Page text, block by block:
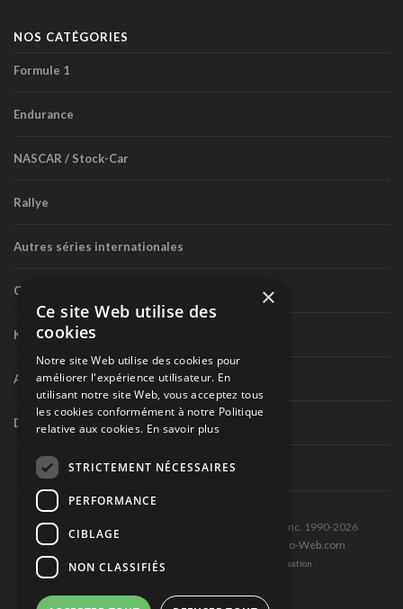
NOS CATÉGORIES
Formule 1
Endurance
NASCAR / Stock-Car
Rallye
Autres séries internationales
Circuit routier canadien
Karting
Autres séries nationales
Divers
Tous droits réservés © Les Éditions Pole-Position inc. 1990-2026
Ce site est produit et hébergé par Montréal-Photo-Web.com
Politique de confidentialité et Conditions d’utilisation
×
Ce site Web utilise des
cookies
Notre site Web utilise des cookies pour
améliorer l'expérience utilisateur. En
utilisant notre site Web, vous acceptez tous
les cookies conformément à notre Politique
relative aux cookies. En savoir plus
STRICTEMENT NÉCESSAIRES
PERFORMANCE
CIBLAGE
NON CLASSIFIÉS